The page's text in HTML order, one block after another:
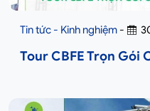
Tin tức - Kinh nghiệm -
Tour CBFE Trọn Gói